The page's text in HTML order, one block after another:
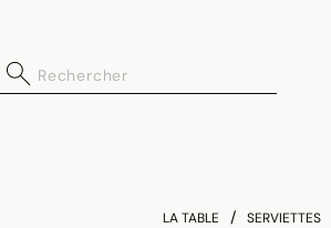
LA TABLE SERVIETTES